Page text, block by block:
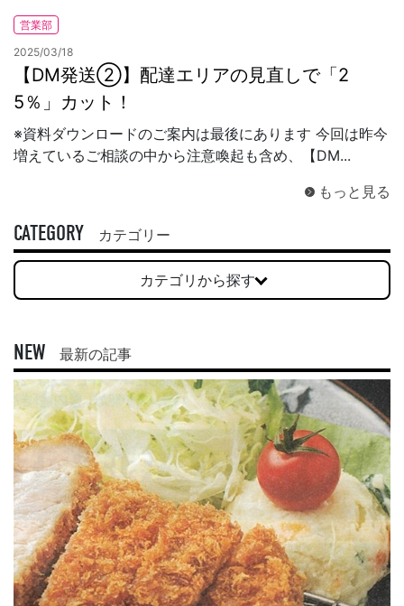
営業部
2025/03/18
【DM発送②】配達エリアの見直しで「2
5％」カット！
※資料ダウンロードのご案内は最後にあります 今回は昨今
増えているご相談の中から注意喚起も含め、【DM...
もっと見る
CATEGORY カテゴリー
カテゴリから探す
NEW 最新の記事